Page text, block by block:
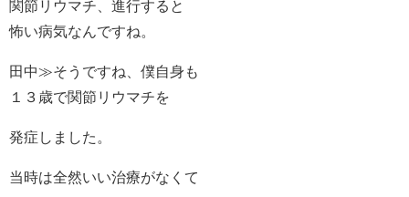
関節リウマチ、進行すると
怖い病気なんですね。
田中≫そうですね、僕自身も
１３歳で関節リウマチを
発症しました。
当時は全然いい治療がなくて